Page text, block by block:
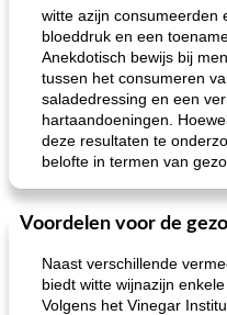
witte azijn consumeerden
bloeddruk en een
Anekdotisch bewijs bij
tussen het consumeren
saladedressing en een
hartaandoeningen.
deze resultaten te
belofte in termen van
Voordelen voor de
Naast verschillende
biedt witte wijnazijn
Volgens het Vinegar